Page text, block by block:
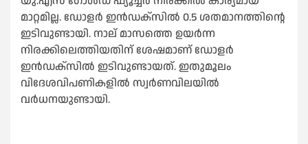
മാറ്റമില്ല. ഡോളർ ഇൻഡക്സില്‍ 0.5 ശതമാനത്തിന്റെ
ഇടിവുണ്ടായി. നാല് മാസത്തെ ഉയർന്ന
നിരക്കിലെത്തിയതിന് ശേഷമാണ് ഡോളർ
ഇൻഡക്സില്‍ ഇടിവുണ്ടായത്. ഇതുമൂലം
വിദേശവിപണികളില്‍ സ്വർണവിലയില്‍
വർധനയുണ്ടായി.